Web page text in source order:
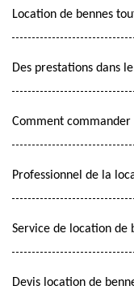
Location de bennes
Des prestations dans
Comment commander
Professionnel de la
Service de location de
Devis location de